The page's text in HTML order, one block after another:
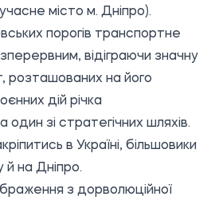
місто м. Дніпро).
порогів транспортне
відіграючи значну
розташованих на його
дій річка
зі стратегічних шляхів.
в Україні, більшовики
й на Дніпро.
з дорволюційної